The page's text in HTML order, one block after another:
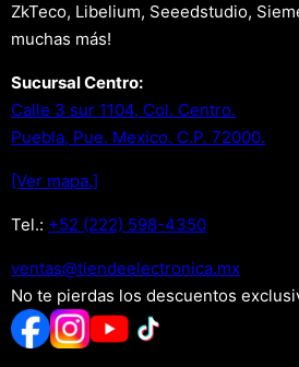
ZkTeco, Libelium, Seeedstudio,
muchas más!
Sucursal Centro:
Calle 3 sur 1104, Col. Centro.
Puebla, Pue. Mexico. C.P. 72000.
[Ver mapa.]
Tel.: +52 (222) 598-4350
xm.acinortceleedneit@satnev
No te pierdas los descuentos